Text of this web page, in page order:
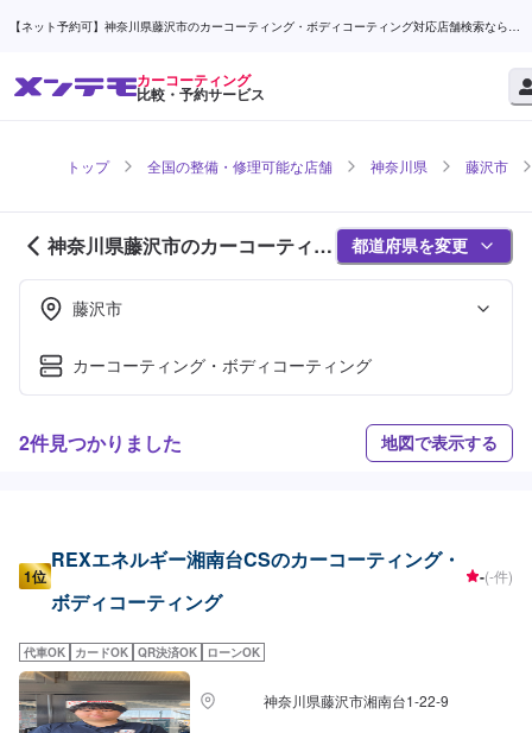
【ネット予約可】神奈川県藤沢市のカーコーティング・ボディコーティング対応店舗検索なら (1
カーコーティング
比較・予約サービス
トップ 全国の整備・修理可能な店舗 神奈川県 藤沢市
神奈川県藤沢市のカーコーティン
グ対応店舗紹介 (1ページ目)
都道府県を変更
藤沢市
カーコーティング・ボディコーティング
2件見つかりました 地図で表示する
1位
REXエネルギー湘南台CSのカーコーティング・
ボディコーティング
-(-件)
代車OK カードOK QR決済OK ローンOK
神奈川県藤沢市湘南台1-22-9